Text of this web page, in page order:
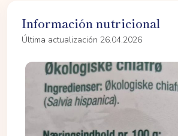
Información nutricional
Última actualización 26.04.2026